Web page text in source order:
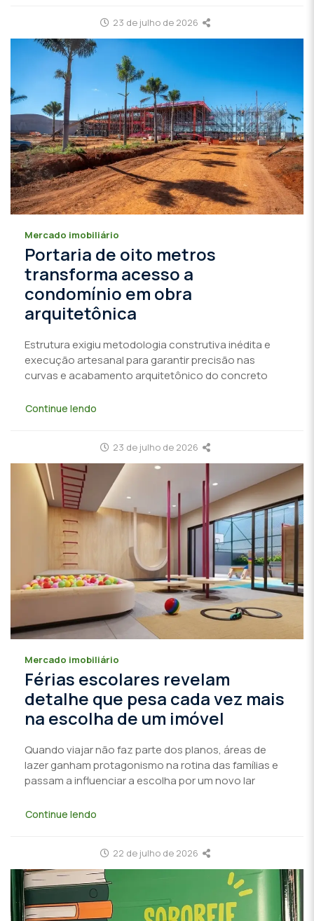
23 de julho de 2026
Mercado imobiliário
Portaria de oito metros
transforma acesso a
condomínio em obra
arquitetônica
Estrutura exigiu metodologia construtiva inédita e
execução artesanal para garantir precisão nas
curvas e acabamento arquitetônico do concreto
Continue lendo
23 de julho de 2026
Mercado imobiliário
Férias escolares revelam
detalhe que pesa cada vez mais
na escolha de um imóvel
Quando viajar não faz parte dos planos, áreas de
lazer ganham protagonismo na rotina das famílias e
passam a influenciar a escolha por um novo lar
Continue lendo
22 de julho de 2026